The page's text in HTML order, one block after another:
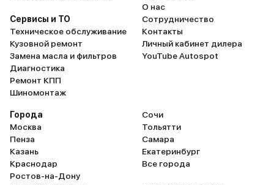
Сервисы и ТО
Техническое обслуживание
Кузовной ремонт
Замена масла и фильтров
Диагностика
Ремонт КПП
Шиномонтаж
О нас
Сотрудничество
Контакты
Личный кабинет дилера
YouTube Autospot
Города
Москва
Пенза
Казань
Краснодар
Ростов-на-Дону
Сочи
Тольятти
Самара
Екатеринбург
Все города